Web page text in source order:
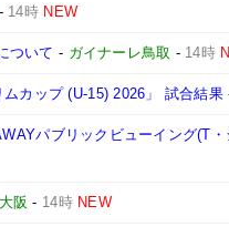
- 14時 NEW
ついて - ガイナーレ鳥取 - 14時
カップ (U-15) 2026」 試合結果
パブリックビューイング(T
阪 - 14時 NEW